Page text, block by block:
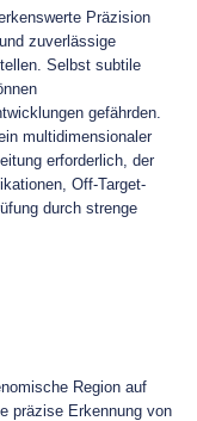
Präzision
zuverlässige
Selbst subtile
gefährden.
multidimensionaler
erforderlich, der
Off-Target-
durch strenge
Region auf
präzise Erkennung von